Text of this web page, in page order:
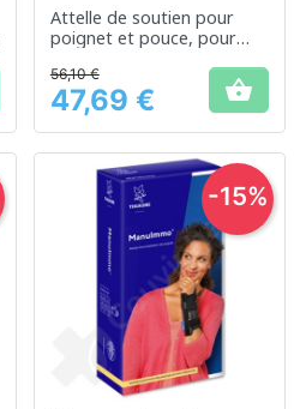
Attelle de soutien pour
poignet et pouce, pour
après blessure ou en cas
de douleurs articulaires
Prix
56,10 €
47,69 € 
-15%